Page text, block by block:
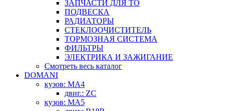
ЗАПЧАСТИ ДЛЯ ТО
ПОДВЕСКА
РАДИАТОРЫ
СТЕКЛООЧИСТИТЕЛЬ
ТОРМОЗНАЯ СИСТЕМА
ФИЛЬТРЫ
ЭЛЕКТРИКА И ЗАЖИГАНИЕ
Смотреть весь каталог
DOMANI
кузов: MA4
двиг.: ZC
кузов: MA5